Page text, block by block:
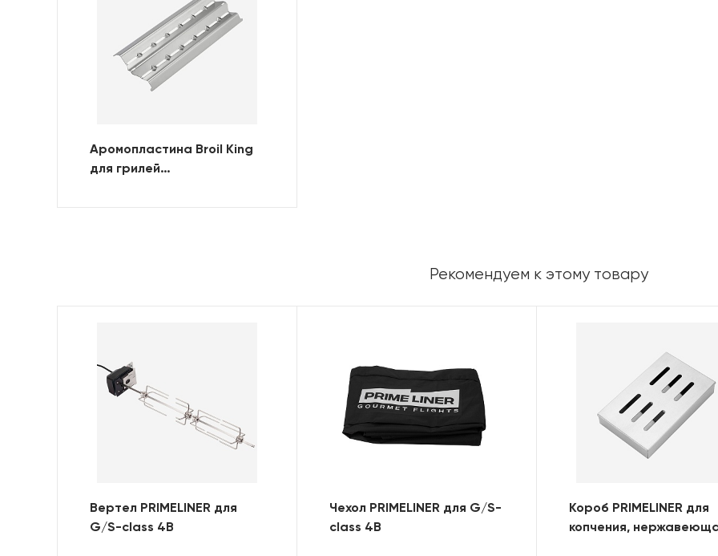
Аромопластина Broil King
для грилей
Рекомендуем к этому товару
Вертел PRIMELINER для
G/S-class 4B
Чехол PRIMELINER для G/S-
class 4B
Короб PRIMELINER для
копчения,